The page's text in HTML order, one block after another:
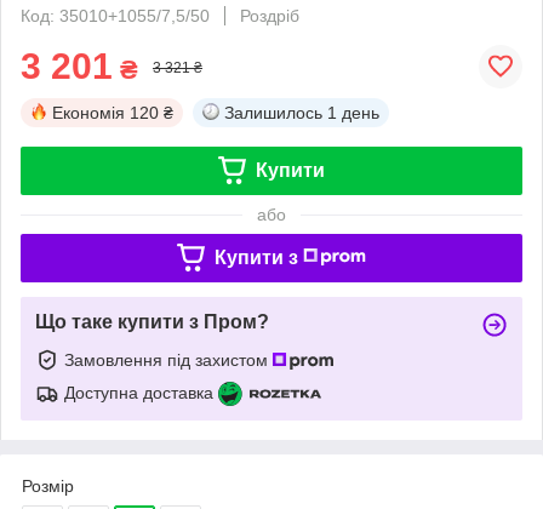
Код: 35010+1055/7,5/50
Роздріб
3 201 ₴ 3 321 ₴
Економія 120 ₴ Залишилось 1 день
Купити
або
Купити з
Що таке купити з Пром?
Замовлення під захистом
Доступна доставка
Розмір